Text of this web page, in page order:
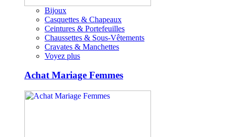
Bijoux
Casquettes & Chapeaux
Ceintures & Portefeuilles
Chaussettes & Sous-Vêtements
Cravates & Manchettes
Voyez plus
Achat Mariage Femmes